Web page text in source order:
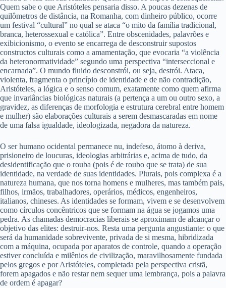
Quem sabe o que Aristóteles pensaria disso. A poucas dezenas de
quilômetros de distância, na Romanha, com dinheiro público, ocorre
um festival “cultural” no qual se ataca “o mito da família tradicional,
branca, heterossexual e católica”. Entre obscenidades, palavrões e
exibicionismo, o evento se encarrega de desconstruir supostos
constructos culturais como a amamentação, que evocaria “a violência
da heteronormatividade” segundo uma perspectiva “interseccional e
encarnada”. O mundo fluido desconstrói, ou seja, destrói. Ataca,
violenta, fragmenta o princípio de identidade e de não contradição,
Aristóteles, a lógica e o senso comum, exatamente como quem afirma
que invariâncias biológicas naturais (a pertença a um ou outro sexo, a
gravidez, as diferenças de morfologia e estrutura cerebral entre homem
e mulher) são elaborações culturais a serem desmascaradas em nome
de uma falsa igualdade, ideologizada, negadora da natureza.
O ser humano ocidental permanece nu, indefeso, átomo à deriva,
prisioneiro de loucuras, ideologias arbitrárias e, acima de tudo, da
desidentificação que o rouba (pois é de roubo que se trata) de sua
identidade, na verdade de suas identidades. Plurais, pois complexa é a
natureza humana, que nos torna homens e mulheres, mas também pais,
filhos, irmãos, trabalhadores, operários, médicos, engenheiros,
italianos, chineses. As identidades se formam, vivem e se desenvolvem
como círculos concêntricos que se formam na água se jogamos uma
pedra. As chamadas democracias liberais se aproximam de alcançar o
objetivo das elites: destruir-nos. Resta uma pergunta angustiante: o que
será da humanidade sobrevivente, privada de si mesma, hibridizada
com a máquina, ocupada por aparatos de controle, quando a operação
estiver concluída e milênios de civilização, maravilhosamente fundada
pelos gregos e por Aristóteles, completada pela perspectiva cristã,
forem apagados e não restar nem sequer uma lembrança, pois a palavra
de ordem é apagar?